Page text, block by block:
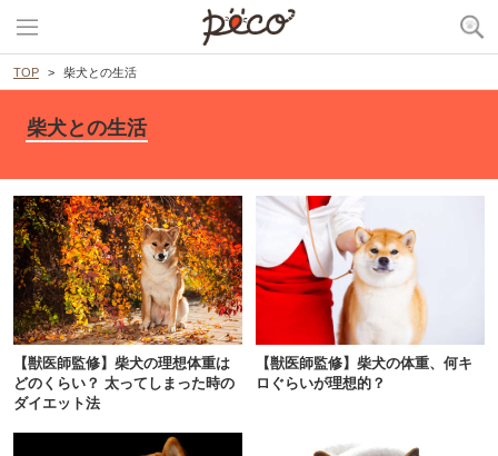
TOP 柴犬との生活
柴犬との生活
【獣医師監修】柴犬の理想体重は
どのくらい？ 太ってしまった時の
ダイエット法
【獣医師監修】柴犬の体重、何キ
ロぐらいが理想的？